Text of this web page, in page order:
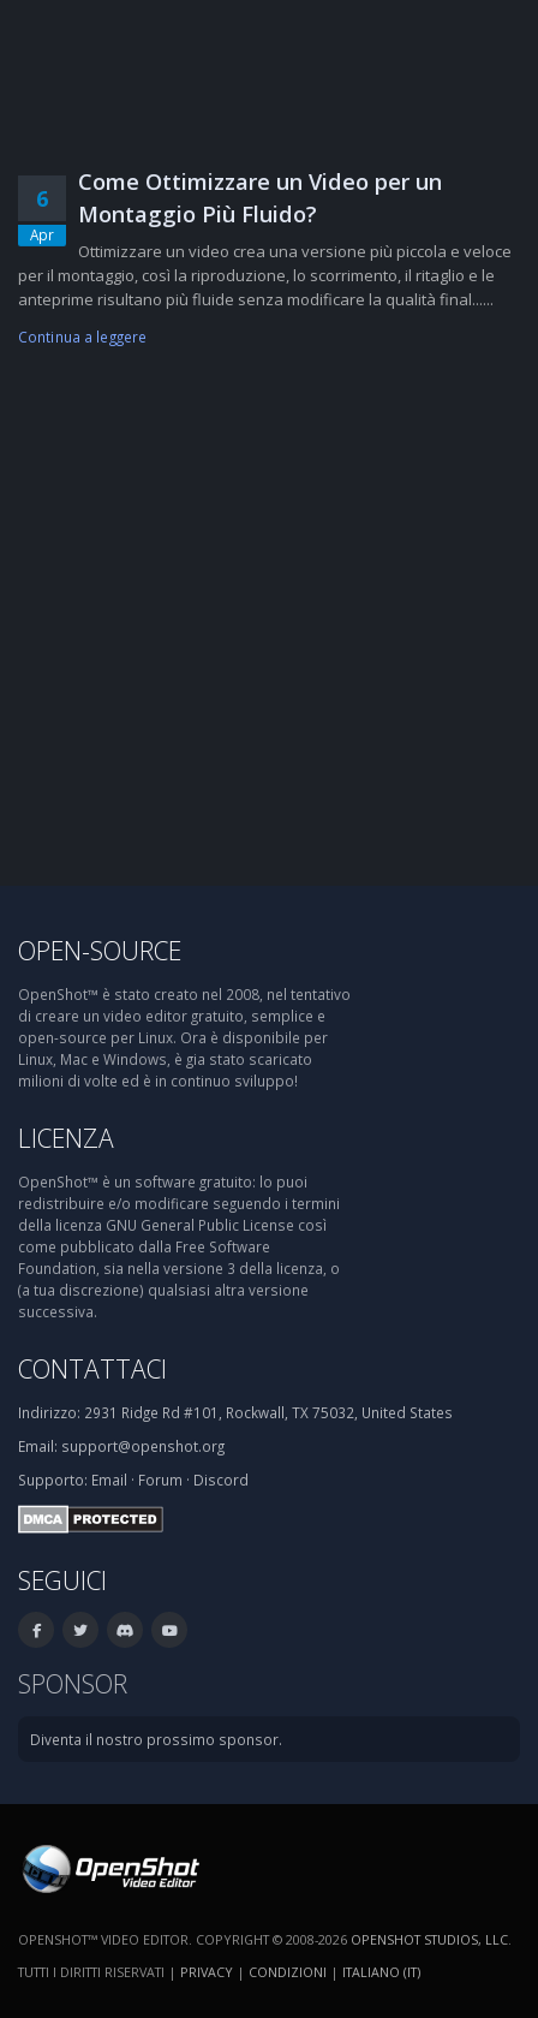
6
Apr
Come Ottimizzare un Video per un
Montaggio Più Fluido?
Ottimizzare un video crea una versione più piccola e veloce
per il montaggio, così la riproduzione, lo scorrimento, il ritaglio e le
anteprime risultano più fluide senza modificare la qualità final......
Continua a leggere
OPEN-SOURCE
OpenShot™ è stato creato nel 2008, nel tentativo
di creare un video editor gratuito, semplice e
open-source per Linux. Ora è disponibile per
Linux, Mac e Windows, è gia stato scaricato
milioni di volte ed è in continuo sviluppo!
LICENZA
OpenShot™ è un software gratuito: lo puoi
redistribuire e/o modificare seguendo i termini
della licenza GNU General Public License così
come pubblicato dalla Free Software
Foundation, sia nella versione 3 della licenza, o
(a tua discrezione) qualsiasi altra versione
successiva.
CONTATTACI
Indirizzo: 2931 Ridge Rd #101, Rockwall, TX 75032, United States
Email: support@openshot.org
Supporto: Email · Forum · Discord
SEGUICI
SPONSOR
Diventa il nostro prossimo sponsor.
OPENSHOT™ VIDEO EDITOR. COPYRIGHT © 2008-2026 OPENSHOT STUDIOS, LLC
TUTTI I DIRITTI RISERVATI | PRIVACY | CONDIZIONI | ITALIANO (IT)